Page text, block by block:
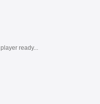
player ready...